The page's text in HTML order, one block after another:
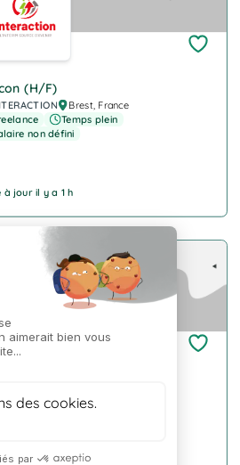
(H/F)
Brest, France
Temps plein
non défini
à jour il y a 1 h
Logo
Plouédern